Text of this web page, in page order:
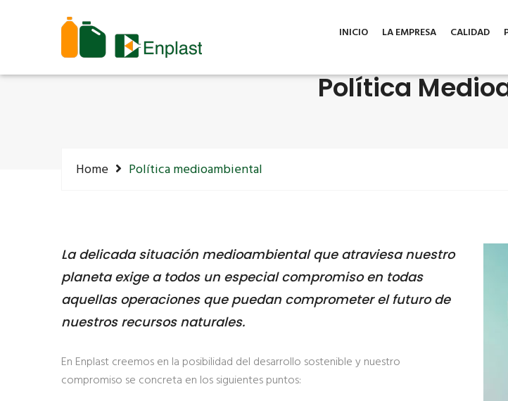
INICIO LA EMPRESA CALIDAD
Política
Home Política medioambiental
La delicada situación medioambiental que atraviesa nuestro
planeta exige a todos un especial compromiso en todas
aquellas operaciones que puedan comprometer el futuro de
nuestros recursos naturales.
En Enplast creemos en la posibilidad del desarrollo sostenible y nuestro
compromiso se concreta en los siguientes puntos: